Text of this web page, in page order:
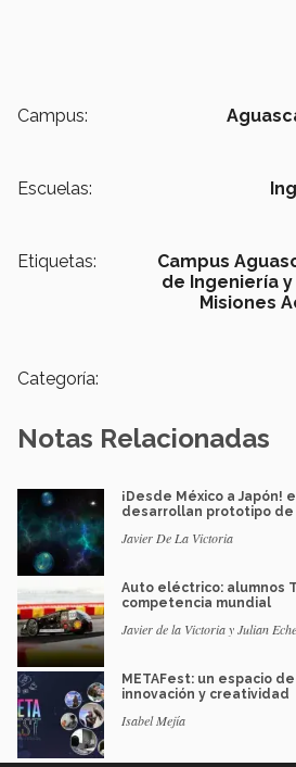
Campus:
Escuelas:
Etiquetas: Campus
de Ingeniería y
Misiones
Categoría:
Notas Relacionadas
¡Desde México a Japón!
desarrollan prototipo de
Javier De La Victoria
Auto eléctrico: alumnos
competencia mundial
Javier de la Victoria y Julian
METAFest: un espacio
innovación y creatividad
Isabel Mejía